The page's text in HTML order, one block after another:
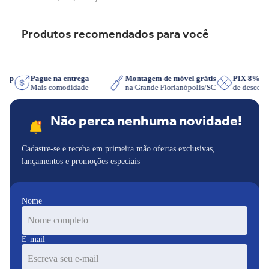
Produtos recomendados para você
Pague na entrega
Mais comodidade
Montagem de móvel grátis
na Grande Florianópolis/SC
PIX 8%
de
Não perca nenhuma novidade!
Cadastre-se e receba em primeira mão ofertas exclusivas,
lançamentos e promoções especiais
Nome
E-mail